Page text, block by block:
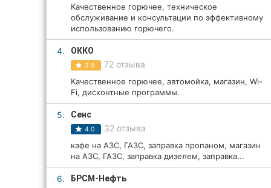
Все города:
Винница
Тернополь
Хмельницкий
Качественное горючее, техническое
обслуживание и консультации по эффективному
использованию горючего.
4. ОККО
3.9 72 отзыва
Качественное горючее, автомойка, магазин, Wi-
Fi, дисконтные программы.
5. Сенс
4.0 32 отзыва
кафе на АЗС, ГАЗС, заправка пропаном, магазин
на АЗС, ГАЗС, заправка дизелем, заправка...
6. БРСМ-Нефть